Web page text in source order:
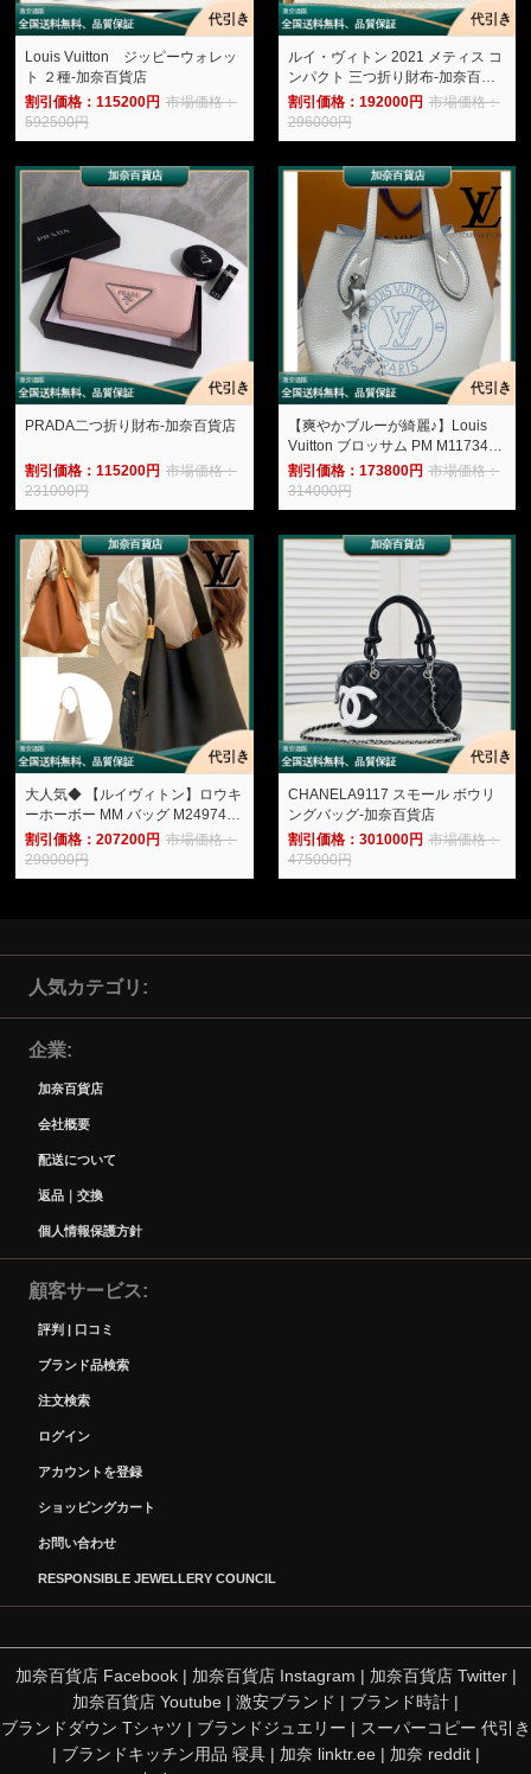
Louis Vuitton ジッピーウォレッ
ト ２種-加奈百貨店
割引価格：115200円 市場価格：
592500円
ルイ・ヴィトン 2021 メティス コ
ンパクト 三つ折り財布-加奈百貨
店
割引価格：192000円 市場価格：
296000円
PRADA二つ折り財布-加奈百貨店
割引価格：115200円 市場価格：
231000円
【爽やかブルーが綺麗♪】Louis
Vuitton ブロッサム PM M11734-
加奈百貨店
割引価格：173800円 市場価格：
314000円
大人気◆ 【ルイヴィトン】ロウキ
ーホーボー MM バッグ M24974
M24856 M25022-加奈百貨店
割引価格：207200円 市場価格：
290000円
CHANELA9117 スモール ボウリ
ングバッグ-加奈百貨店
割引価格：301000円 市場価格：
475000円
人気カテゴリ
企業
加奈百貨店
会社概要
配送について
返品｜交換
個人情報保護方針
顧客サービス
評判 | 口コミ
ブランド品検索
注文検索
ログイン
アカウントを登録
ショッピングカート
お問い合わせ
RESPONSIBLE JEWELLERY COUNCIL
加奈百貨店 Facebook| 加奈百貨店 Instagram | 加奈百貨店 Twitter|
加奈百貨店 Youtube | 激安ブランド | ブランド時計 |
ブランドダウン Tシャツ | ブランドジュエリー | スーパーコピー 代引き
| ブランドキッチン用品 寝具| 加奈 linktr.ee| 加奈 reddit|